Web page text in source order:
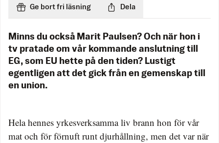
Ge bort fri läsning Dela
Minns du också Marit Paulsen? Och när hon i
tv pratade om vår kommande anslutning till
EG, som EU hette på den tiden? Lustigt
egentligen att det gick från en gemenskap till
en union.
Hela hennes yrkesverksamma liv brann hon för vår
mat och för förnuft runt djurhållning, men det var när